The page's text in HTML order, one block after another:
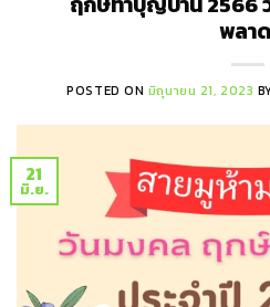
พลา
POSTED ON มิถุนายน 21, 2023
21
มิ.ย.